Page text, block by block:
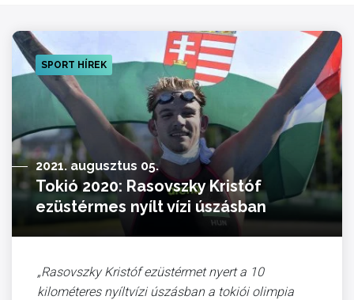
SPORT HÍREK
2021. augusztus 05.
Tokió 2020: Rasovszky Kristóf
ezüstérmes nyílt vízi úszásban
„Rasovszky Kristóf ezüstérmet nyert a 10
kilométeres nyíltvízi úszásban a tokiói olimpia